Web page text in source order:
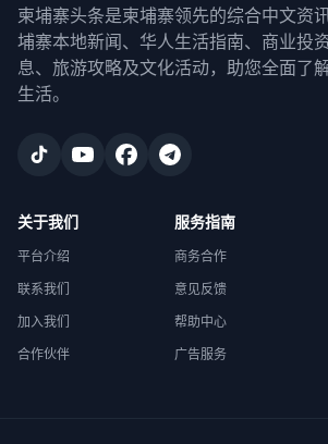
柬埔寨头条是柬埔寨领先的综合中文资
埔寨本地新闻、华人生活指南、商业投
息、旅游攻略及文化活动，助您全面了
生活。
关于我们
平台介绍
联系我们
加入我们
合作伙伴
服务指南
商务合作
意见反馈
帮助中心
广告服务